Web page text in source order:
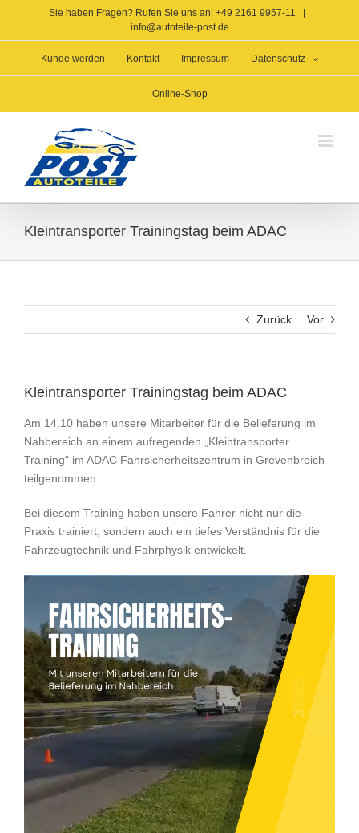
springen
Sie haben Fragen? Rufen Sie uns an: +49 2161 9957-11
info@autoteile-post.de
Kunde werden Kontakt Impressum Datenschutz
Online-Shop
Kleintransporter Trainingstag beim ADAC
Zurück Vor
Kleintransporter Trainingstag beim ADAC
Am 14.10 haben unsere Mitarbeiter für die Belieferung im
Nahbereich an einem aufregenden „Kleintransporter
Training“ im ADAC Fahrsicherheitszentrum in Grevenbroich
teilgenommen.
Bei diesem Training haben unsere Fahrer nicht nur die
Praxis trainiert, sondern auch ein tiefes Verständnis für die
Fahrzeugtechnik und Fahrphysik entwickelt.